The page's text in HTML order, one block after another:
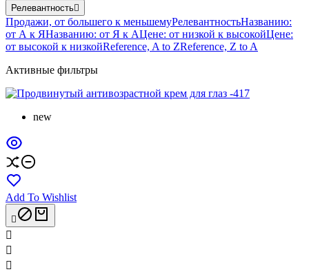
Релевантность
Продажи, от большего к меньшемуРелевантностьНазванию:
от А к ЯНазванию: от Я к АЦене: от низкой к высокойЦене:
от высокой к низкойReference, A to ZReference, Z to A
Активные фильтры
new
Add To Wishlist



